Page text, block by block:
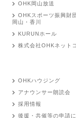
OHK岡山放送
OHKスポーツ振興財
岡山・香川
KURUNホール
株式会社OHKネット
OHKハウジング
アナウンサー朗読会
採用情報
後援・共催等の申請